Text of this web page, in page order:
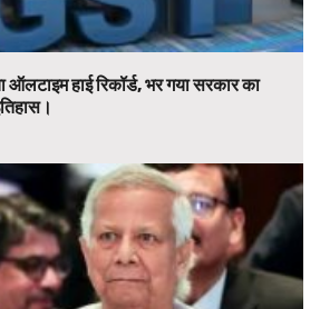
हाई रिकॉर्ड, भर गया सरकार का